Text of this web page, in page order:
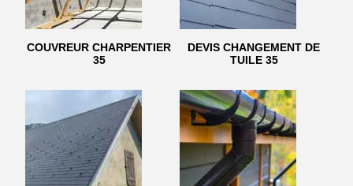
COUVREUR CHARPENTIER
35
DEVIS CHANGEMENT DE
TUILE 35